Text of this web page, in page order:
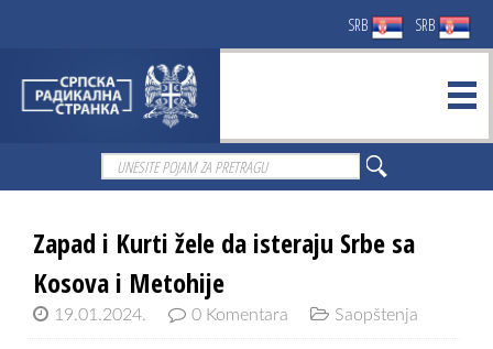
SRB SRB
Zapad i Kurti žele da isteraju Srbe sa
Kosova i Metohije
19.01.2024. 0 Komentara Saopštenja